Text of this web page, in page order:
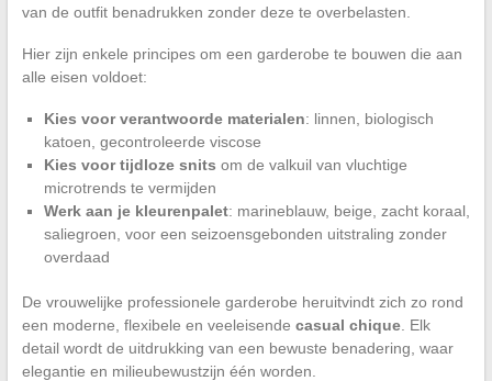
van de outfit benadrukken zonder deze te overbelasten.
Hier zijn enkele principes om een garderobe te bouwen die aan
alle eisen voldoet:
Kies voor verantwoorde materialen: linnen, biologisch
katoen, gecontroleerde viscose
Kies voor tijdloze snits om de valkuil van vluchtige
microtrends te vermijden
Werk aan je kleurenpalet: marineblauw, beige, zacht koraal,
saliegroen, voor een seizoensgebonden uitstraling zonder
overdaad
De vrouwelijke professionele garderobe heruitvindt zich zo rond
een moderne, flexibele en veeleisende casual chique. Elk
detail wordt de uitdrukking van een bewuste benadering, waar
elegantie en milieubewustzijn één worden.